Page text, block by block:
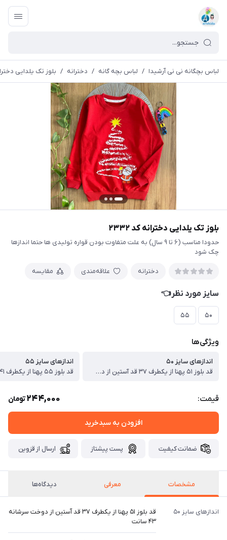
لباس بچگانه نی نی آرشیدا / لباس بچه گانه / دخترانه / بلوز تک یلدایی
بلوز تک یلدایی دخترانه کد ۲۳۳۲
حدودا مناسب (۶ تا ۹ سال) به علت متفاوت بودن قواره تولیدی ها حتما اندازها
چک شود
دخترانه علاقه‌مندی مقایسه
سایز مورد نظر👈
۵۰ ۵۵
ویژگی‌ها
اندازهای سایز ۵۰
قد بلوز ۵۱ پهنا از یکطرف ۳۷ قد آستین از دوخت سرشانه ۴۳ سانت
اندازهای سایز ۵۵
قیمت: 244,000تومان
افزودن به سبدخرید
ضمانت کیفیت پست پیشتاز ارسال از قزوین
مشخصات معرفی دیدگاه‌ها
اندازهای سایز ۵۰
قد بلوز ۵۱ پهنا از یکطرف ۳۷ قد آستین از دوخت سرشانه
۴۳ سانت